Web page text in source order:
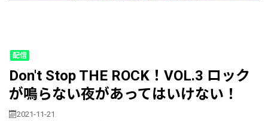
配信
Don't Stop THE ROCK！VOL.3 ロック
が鳴らない夜があってはいけない！
2021-11-21